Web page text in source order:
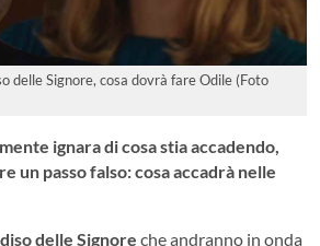
delle Signore, cosa dovrà fare Odile (Foto
ignara di cosa stia accadendo,
un passo falso: cosa accadrà nelle
delle Signore che andranno in onda